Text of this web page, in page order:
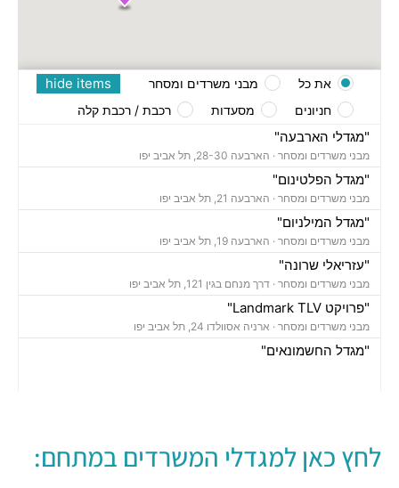
"מגדלי הארבעה"
מבני משרדים ומסחר · הארבעה 28-30, תל אביב יפו
"מגדל הפלטינום"
מבני משרדים ומסחר · הארבעה 21, תל אביב יפו
"מגדל המילניום"
מבני משרדים ומסחר · הארבעה 19, תל אביב יפו
"עזריאלי שרונה"
מבני משרדים ומסחר · דרך מנחם בגין 121, תל אביב יפו
"פרויקט Landmark TLV"
מבני משרדים ומסחר · ארניה אסוולדו 24, תל אביב יפו
"מגדל החשמונאים"
חניונים ·הארבעה 32, תל אביב יפו
hide items את כל
מבני משרדים ומסחר
חניונים
מסעדות רכבת / רכבת קלה
לחץ כאן למגדלי המשרדים במתחם: